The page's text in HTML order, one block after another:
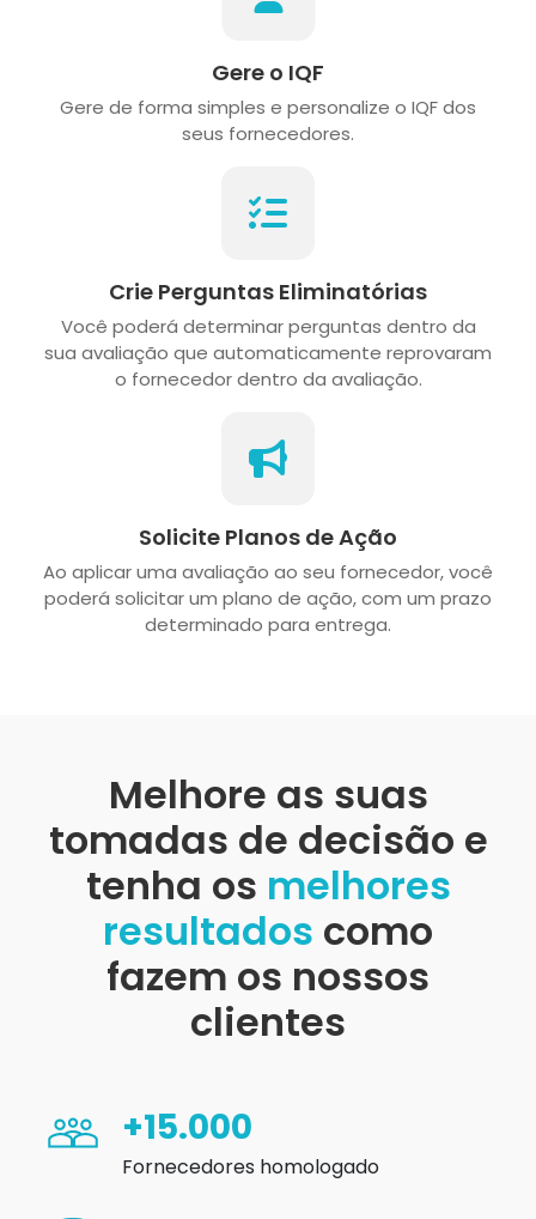
Gere o IQF
Gere de forma simples e personalize o IQF dos
seus fornecedores.
Crie Perguntas Eliminatórias
Você poderá determinar perguntas dentro da
sua avaliação que automaticamente reprovaram
o fornecedor dentro da avaliação.
Solicite Planos de Ação
Ao aplicar uma avaliação ao seu fornecedor, você
poderá solicitar um plano de ação, com um prazo
determinado para entrega.
Melhore as suas
tomadas de decisão e
tenha os melhores
resultados como
fazem os nossos
clientes
+15.000
Fornecedores homologado